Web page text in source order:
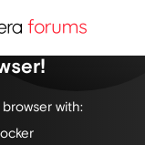
the web, with
with: